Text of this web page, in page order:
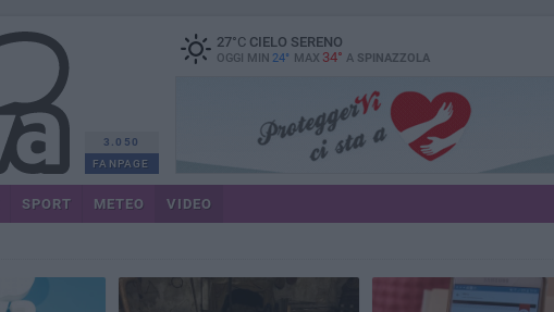
3.050
FANPAGE
27°CCIELO SERENO
OGGI MIN 24° MAX 34° A SPINAZZOLA
SPORT METEO VIDEO